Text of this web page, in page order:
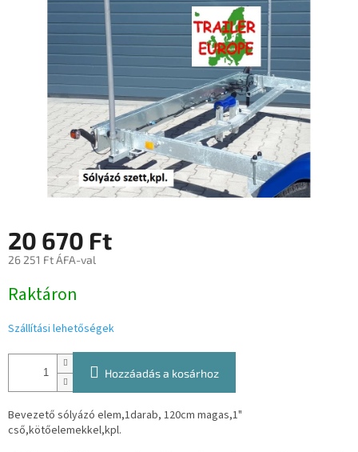
20 670 Ft
26 251 Ft ÁFA-val
Raktáron
Szállítási lehetőségek
Hozzáadás a kosárhoz
Bevezető sólyázó elem,1darab, 120cm magas,1"
cső,kötőelemekkel,kpl.